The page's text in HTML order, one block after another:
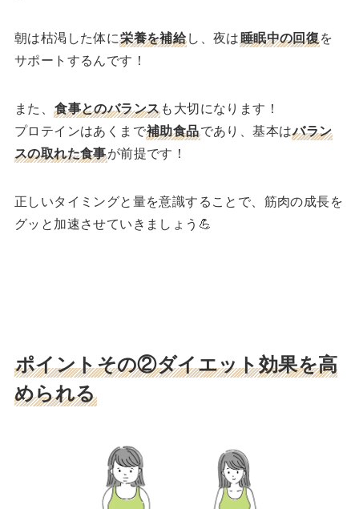
朝は枯渇した体に栄養を補給し、夜は睡眠中の回復を
サポートするんです！
また、食事とのバランスも大切になります！
プロテインはあくまで補助食品であり、基本はバラン
スの取れた食事が前提です！
正しいタイミングと量を意識することで、筋肉の成長を
グッと加速させていきましょう💪
ポイントその②ダイエット効果を高
められる